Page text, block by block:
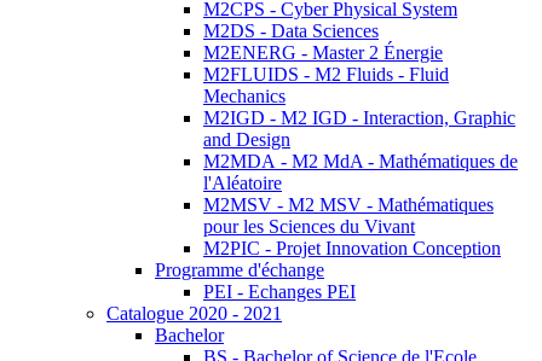
M2CPS - Cyber Physical System
M2DS - Data Sciences
M2ENERG - Master 2 Énergie
M2FLUIDS - M2 Fluids - Fluid
Mechanics
M2IGD - M2 IGD - Interaction, Graphic
and Design
M2MDA - M2 MdA - Mathématiques de
l'Aléatoire
M2MSV - M2 MSV - Mathématiques
pour les Sciences du Vivant
M2PIC - Projet Innovation Conception
Programme d'échange
PEI - Echanges PEI
Catalogue 2020 - 2021
Bachelor
BS - Bachelor of Science de l'Ecole